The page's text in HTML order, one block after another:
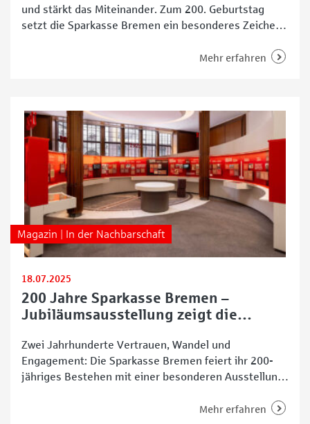
und stärkt das Miteinander. Zum 200. Geburtstag
setzt die Sparkasse Bremen ein besonderes Zeichen:
aktive Teams aus Bremen mit neuen Outfits
Aktion für
Mehr erfahren
Magazin | In der Nachbarschaft
18.07.2025
200 Jahre Sparkasse Bremen –
Jubiläumsausstellung zeigt die
Zwei Jahrhunderte Vertrauen, Wandel und
Engagement: Die Sparkasse Bremen feiert ihr 200-
jähriges Bestehen mit einer besonderen Ausstellung,
öffentlich zugänglich ist. Unter dem Motto „200 Jahre
Mehr erfahren